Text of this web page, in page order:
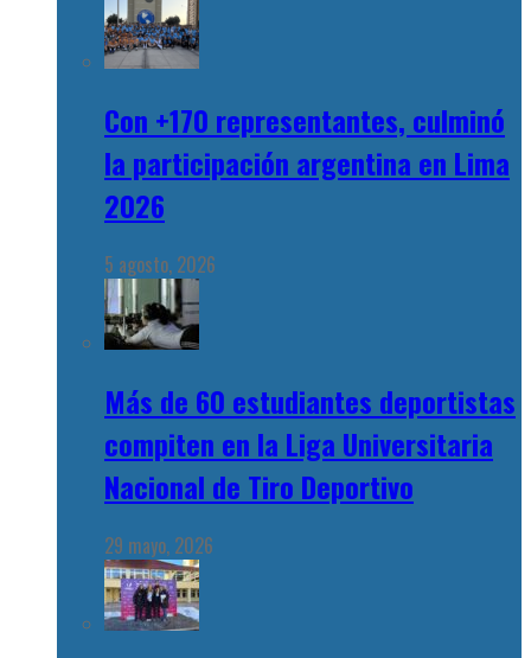
Con +170 representantes, culminó
la participación argentina en Lima
2026
5 agosto, 2026
Más de 60 estudiantes deportistas
compiten en la Liga Universitaria
Nacional de Tiro Deportivo
29 mayo, 2026